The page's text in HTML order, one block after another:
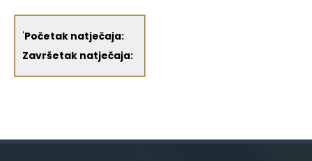
'Početak natječaja:
Završetak natječaja: